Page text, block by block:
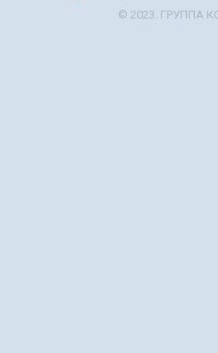
© 2023. ГРУППА